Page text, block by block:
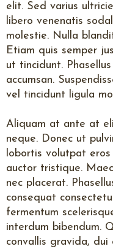
elit. Sed varius
libero venenatis
molestie. Nulla
Etiam quis semper
ut tincidunt.
accumsan.
vel tincidunt ligula
Aliquam at ante at
neque. Donec ut
lobortis volutpat
auctor tristique.
nec placerat.
consequat
fermentum
interdum bibendum.
convallis gravida, dui